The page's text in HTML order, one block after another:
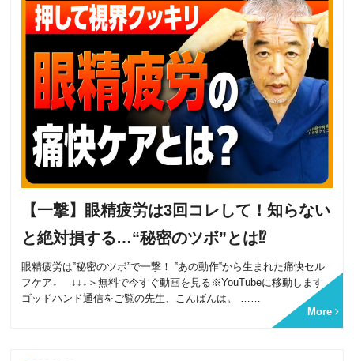
【一撃】眼精疲労は3回コレして！知らない
と絶対損する…“秘密のツボ”とは⁉
眼精疲労は‟秘密のツボ”で一撃！ ‟あの動作‟から生まれた痛快セル
フケア↓ ↓↓↓＞無料で今すぐ動画を見る※YouTubeに移動します
ゴッドハンド通信をご覧の先生、こんばんは。 ……
More